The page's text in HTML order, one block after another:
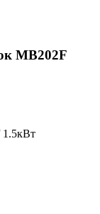
MB202F
1.5кВт